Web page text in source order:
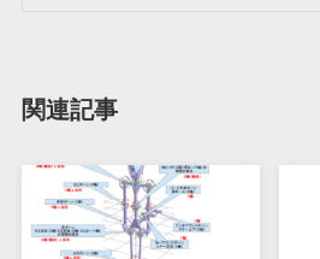
関連記事